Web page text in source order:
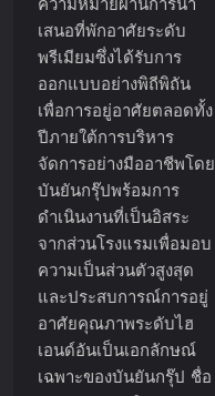
เสนอที่พักอาศัยระดับ
พรีเมียมซึ่งได้รับการ
ออกแบบอย่างพิถีพิถัน
เพื่อการอยู่อาศัยตลอดทั้ง
ปีภายใต้การบริหาร
จัดการอย่างมืออาชีพโดย
บันยันกรุ๊ปพร้อมการ
ดำเนินงานที่เป็นอิสระ
จากส่วนโรงแรมเพื่อมอบ
ความเป็นส่วนตัวสูงสุด
และประสบการณ์การอยู่
อาศัยคุณภาพระดับไฮ
เอนด์อันเป็นเอกลักษณ์
เฉพาะของบันยันกรุ๊ป ชื่อ